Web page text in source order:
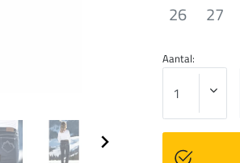
26 27
Aantal: